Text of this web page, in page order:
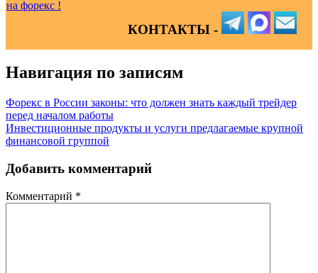
КОНТАКТЫ -
Навигация по записям
Форекс в России законы: что должен знать каждый трейдер
перед началом работы
Инвестиционные продукты и услуги предлагаемые крупной
финансовой группой
Добавить комментарий
Комментарий *